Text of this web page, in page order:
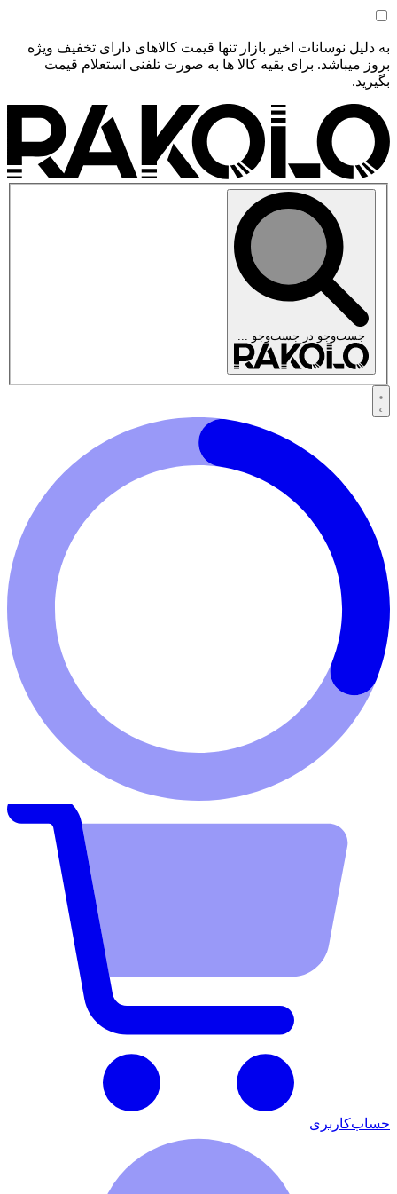
به دلیل نوسانات اخیر بازار تنها قیمت کالاهای دارای تخفیف ویژه
بروز میباشد. برای بقیه کالا ها به صورت تلفنی استعلام قیمت
بگیرید.
جست‌وجو در جست‌وجو ...
حساب‌کاربری